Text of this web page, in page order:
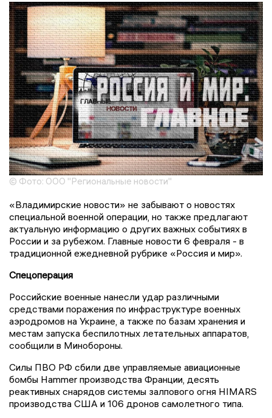
© Фото: ООО "Региональные новости"
«Владимирские новости» не забывают о новостях
специальной военной операции, но также предлагают
актуальную информацию о других важных событиях в
России и за рубежом. Главные новости 6 февраля - в
традиционной ежедневной рубрике «Россия и мир».
Спецоперация
Российские военные нанесли удар различными
средствами поражения по инфраструктуре военных
аэродромов на Украине, а также по базам хранения и
местам запуска беспилотных летательных аппаратов,
сообщили в Минобороны.
Силы ПВО РФ сбили две управляемые авиационные
бомбы Hammer производства Франции, десять
реактивных снарядов системы залпового огня HIMARS
производства США и 106 дронов самолетного типа.